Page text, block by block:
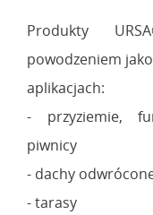
Produkty
powodzeniem
aplikacjach:
- przyziemie,
piwnicy
- dachy
- tarasy